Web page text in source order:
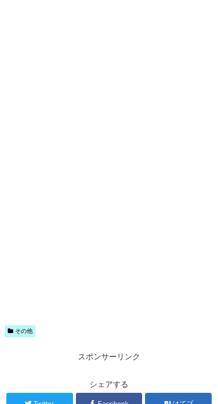
その他
スポンサーリンク
シェアする